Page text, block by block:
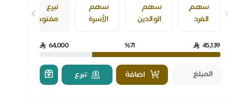
سهم
الفرد
سهم
الوالدين
سهم
الأسرة
تبرع
مفتوح
45,139
%71
64,000
اضافة تبرع